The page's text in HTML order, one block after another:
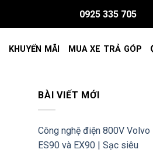
0925 335 705
KHUYẾN MÃI MUA XE TRẢ GÓP
BÀI VIẾT MỚI
Công nghệ điện 800V Volvo
ES90 và EX90 | Sạc siêu